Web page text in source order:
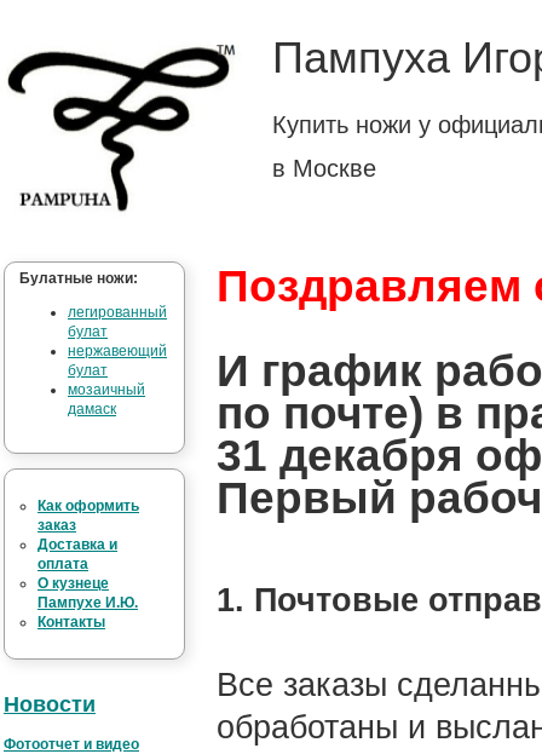
Пампуха
Купить ножи у
в Москве
Булатные ножи:
легированный
булат
нержавеющий
булат
мозаичный
дамаск
Как оформить
заказ
Доставка и
оплата
О кузнеце
Пампухе И.Ю.
Контакты
Новости
Фотоотчет и видео
И график
по почте) в
31 декабря
Первый
1. Почтовые
Все заказы
обработаны и